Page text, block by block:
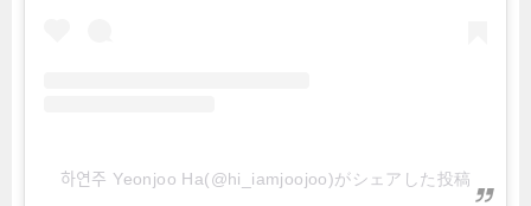
하연주 Yeonjoo Ha(@hi_iamjoojoo)がシェアした投稿